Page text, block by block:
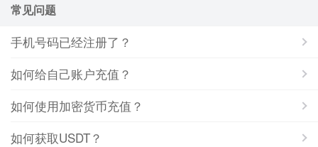
常见问题
手机号码已经注册了？
如何给自己账户充值？
如何使用加密货币充值？
如何获取USDT？